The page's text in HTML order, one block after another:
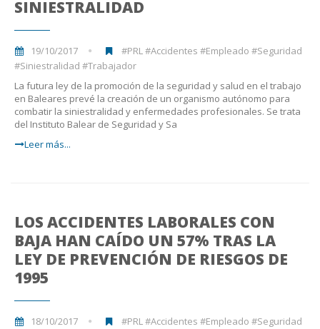
SINIESTRALIDAD
19/10/2017
#PRL #Accidentes #Empleado #Seguridad
#Siniestralidad #Trabajador
La futura ley de la promoción de la seguridad y salud en el trabajo
en Baleares prevé la creación de un organismo autónomo para
combatir la siniestralidad y enfermedades profesionales. Se trata
del Instituto Balear de Seguridad y Sa
Leer más...
LOS ACCIDENTES LABORALES CON
BAJA HAN CAÍDO UN 57% TRAS LA
LEY DE PREVENCIÓN DE RIESGOS DE
1995
18/10/2017
#PRL #Accidentes #Empleado #Seguridad